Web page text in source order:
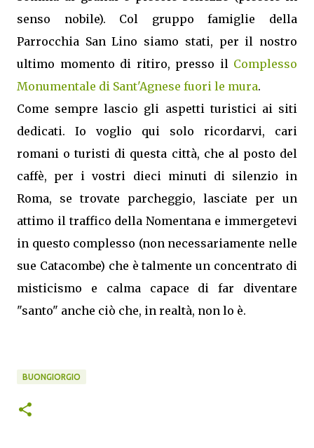
senso nobile). Col gruppo famiglie della
Parrocchia San Lino siamo stati, per il nostro
ultimo momento di ritiro, presso il Complesso
Monumentale di Sant'Agnese fuori le mura.
Come sempre lascio gli aspetti turistici ai siti
dedicati. Io voglio qui solo ricordarvi, cari
romani o turisti di questa città, che al posto del
caffè, per i vostri dieci minuti di silenzio in
Roma, se trovate parcheggio, lasciate per un
attimo il traffico della Nomentana e immergetevi
in questo complesso (non necessariamente nelle
sue Catacombe) che è talmente un concentrato di
misticismo e calma capace di far diventare
"santo" anche ciò che, in realtà, non lo è.
BUONGIORGIO